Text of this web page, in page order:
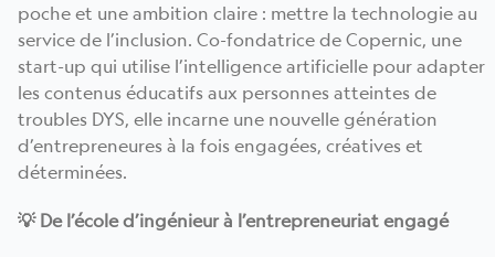
poche et une ambition claire : mettre la technologie au
service de l’inclusion. Co-fondatrice de Copernic, une
start-up qui utilise l’intelligence artificielle pour adapter
les contenus éducatifs aux personnes atteintes de
troubles DYS, elle incarne une nouvelle génération
d’entrepreneures à la fois engagées, créatives et
déterminées.
💡 De l’école d’ingénieur à l’entrepreneuriat engagé